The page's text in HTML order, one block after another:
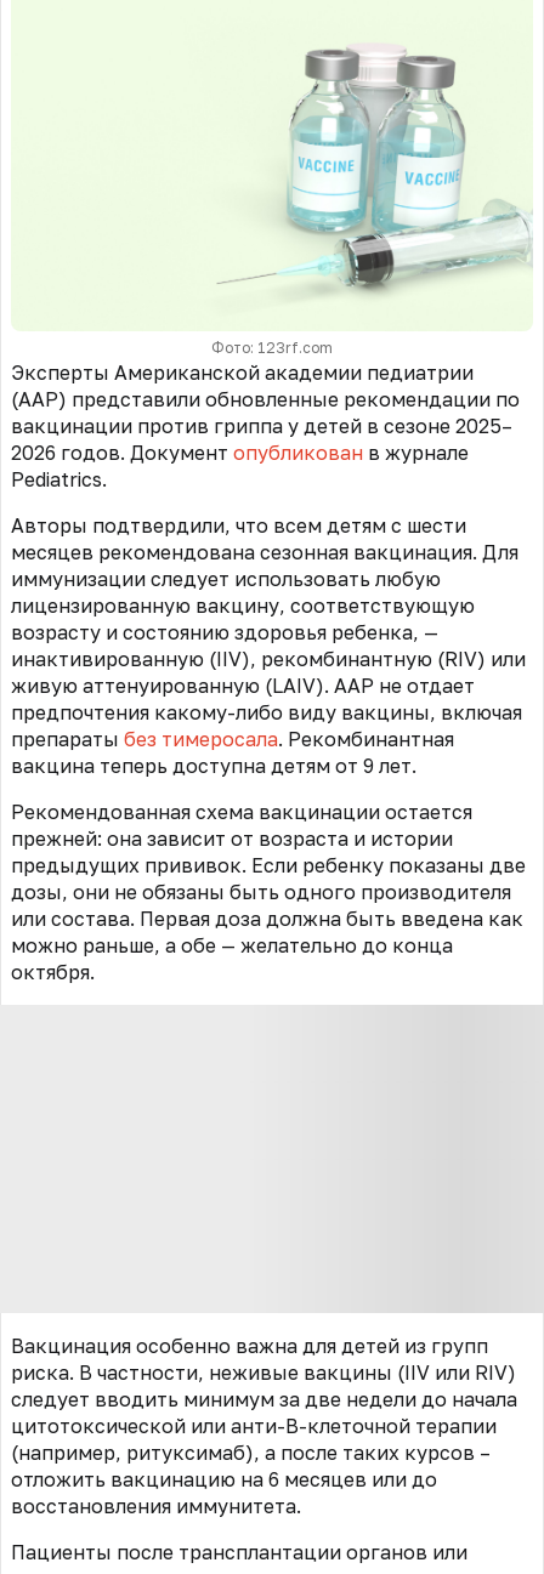
Фото: 123rf.com
Эксперты Американской академии педиатрии
(AAP) представили обновленные рекомендации по
вакцинации против гриппа у детей в сезоне 2025–
2026 годов. Документ опубликован в журнале
Pediatrics.
Авторы подтвердили, что всем детям с шести
месяцев рекомендована сезонная вакцинация. Для
иммунизации следует использовать любую
лицензированную вакцину, соответствующую
возрасту и состоянию здоровья ребенка, —
инактивированную (IIV), рекомбинантную (RIV) или
живую аттенуированную (LAIV). AAP не отдает
предпочтения какому-либо виду вакцины, включая
препараты без тимеросала. Рекомбинантная
вакцина теперь доступна детям от 9 лет.
Рекомендованная схема вакцинации остается
прежней: она зависит от возраста и истории
предыдущих прививок. Если ребенку показаны две
дозы, они не обязаны быть одного производителя
или состава. Первая доза должна быть введена как
можно раньше, а обе — желательно до конца
октября.
Вакцинация особенно важна для детей из групп
риска. В частности, неживые вакцины (IIV или RIV)
следует вводить минимум за две недели до начала
цитотоксической или анти-В-клеточной терапии
(например, ритуксимаб), а после таких курсов –
отложить вакцинацию на 6 месяцев или до
восстановления иммунитета.
Пациенты после трансплантации органов или